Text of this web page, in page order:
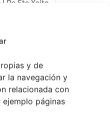
y de
la navegación y
relacionada con
páginas
De Ste Xeito